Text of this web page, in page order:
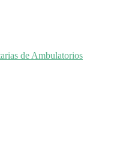
de Ambulatorios